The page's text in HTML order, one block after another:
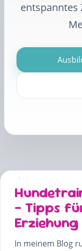
entspanntes
– Tipps
Erziehung
In meinem Blog